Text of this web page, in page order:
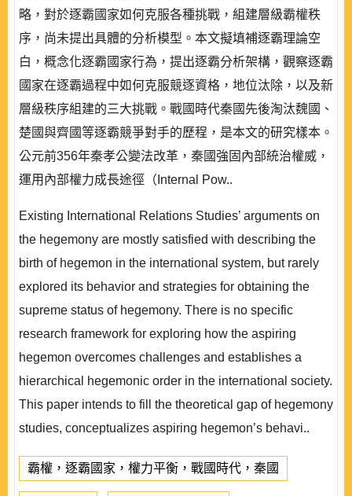
略，對於逐霸國家如何克服各種挑戰，組建層級霸權秩
序，尚未提出具體的分析模型。本文擬填補逐霸理論空
白，概念化逐霸國家行為，提出逐霸分析架構，觀察逐霸
國家在逐霸過程中如何克服競逐資格，地位汰除，以及新
層級秩序組建的三大挑戰。戰國時代秦國先後淘汰魏國、
楚國與齊國等逐霸競爭對手的歷程，是本文的研究樣本。
公元前356年秦孝公變法改革，秦國強固內部統治權威，
運用內部權力成長途徑（Internal Pow..
Existing International Relations Studies’ arguments on
the hegemony are mostly satisfied with describing the
birth of hegemon in the international system, but rarely
explored its behavior and strategies for obtaining the
supreme status of hegemony. There is no specific
research framework for exploring how the aspiring
hegemon overcomes challenges and establishes a
hierarchical hegemonic order in the international society.
This paper intends to fill the theoretical gap of hegemony
studies, conceptualizes aspiring hegemon’s behavi..
霸權，逐霸國家，權力平衡，戰國時代，秦國